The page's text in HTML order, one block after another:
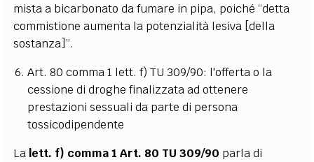
mista a bicarbonato da fumare in pipa, poiché “detta
commistione aumenta la potenzialità lesiva [della
sostanza]”.
Art. 80 comma 1 lett. f) TU 309/90: l'offerta o la
cessione di droghe finalizzata ad ottenere
prestazioni sessuali da parte di persona
tossicodipendente
La lett. f) comma 1 Art. 80 TU 309/90 parla di